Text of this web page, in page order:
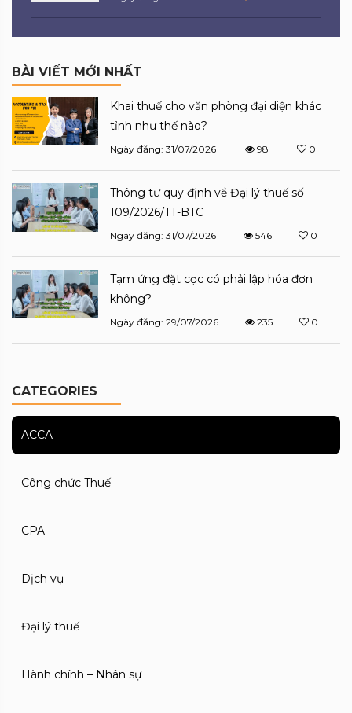
BÀI VIẾT MỚI NHẤT
Khai thuế cho văn phòng đại diện khác
tỉnh như thế nào?
Ngày đăng: 31/07/2026 98 0
Thông tư quy định về Đại lý thuế số
109/2026/TT-BTC
Ngày đăng: 31/07/2026 546 0
Tạm ứng đặt cọc có phải lập hóa đơn
không?
Ngày đăng: 29/07/2026 235 0
CATEGORIES
ACCA
Công chức Thuế
CPA
Dịch vụ
Đại lý thuế
Hành chính – Nhân sự